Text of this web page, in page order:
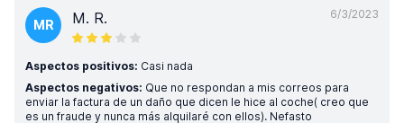
6/3/2023
MR M. R.
Aspectos positivos: Casi nada
Aspectos negativos: Que no respondan a mis correos para
enviar la factura de un daño que dicen le hice al coche( creo que
es un fraude y nunca más alquilaré con ellos). Nefasto